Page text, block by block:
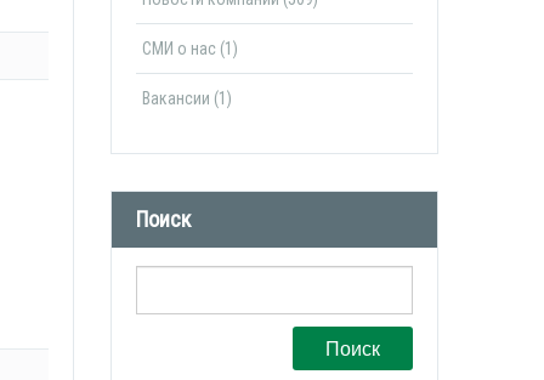
СМИ о нас (1)
Вакансии (1)
Поиск
Поиск